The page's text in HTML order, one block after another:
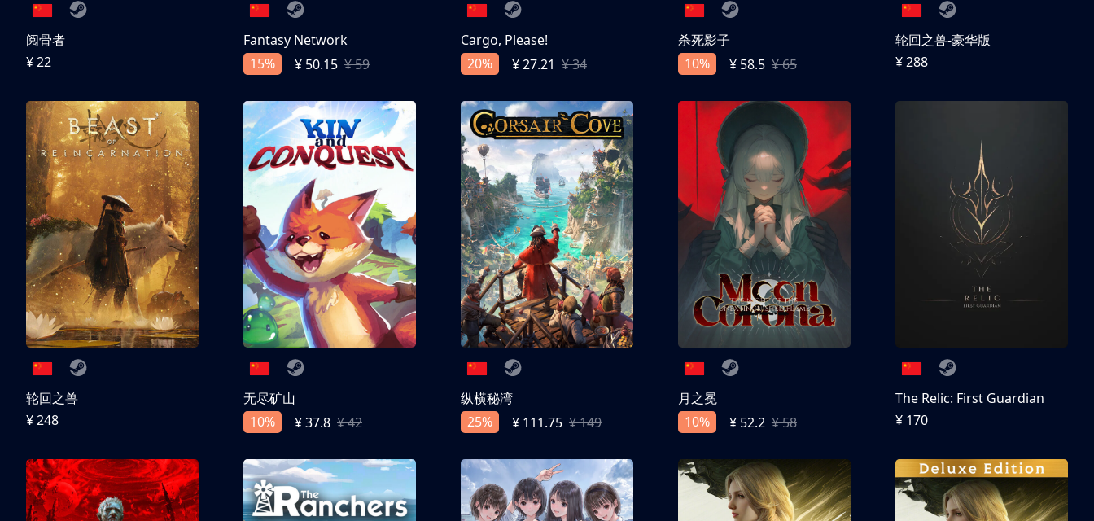
阅骨者
¥ 22
Fantasy Network
15%
¥ 50.15 ¥ 59
Cargo, Please!
20%
¥ 27.21 ¥ 34
杀死影子
10%
¥ 58.5 ¥ 65
轮回之兽-豪华版
¥ 288
轮回之兽
¥ 248
无尽矿山
10%
¥ 37.8 ¥ 42
纵横秘湾
25%
¥ 111.75 ¥ 149
月之冕
10%
¥ 52.2 ¥ 58
The Relic: First Guardian
¥ 170